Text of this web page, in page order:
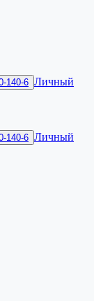
140-6 Личный
140-6 Личный